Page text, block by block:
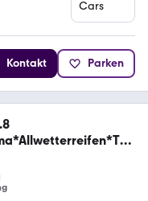
Kontakt Parken